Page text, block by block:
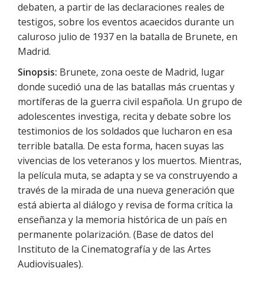
debaten, a partir de las declaraciones reales de
testigos, sobre los eventos acaecidos durante un
caluroso julio de 1937 en la batalla de Brunete, en
Madrid.
Sinopsis: Brunete, zona oeste de Madrid, lugar
donde sucedió una de las batallas más cruentas y
mortíferas de la guerra civil española. Un grupo de
adolescentes investiga, recita y debate sobre los
testimonios de los soldados que lucharon en esa
terrible batalla. De esta forma, hacen suyas las
vivencias de los veteranos y los muertos. Mientras,
la película muta, se adapta y se va construyendo a
través de la mirada de una nueva generación que
está abierta al diálogo y revisa de forma crítica la
enseñanza y la memoria histórica de un país en
permanente polarización. (Base de datos del
Instituto de la Cinematografía y de las Artes
Audiovisuales).